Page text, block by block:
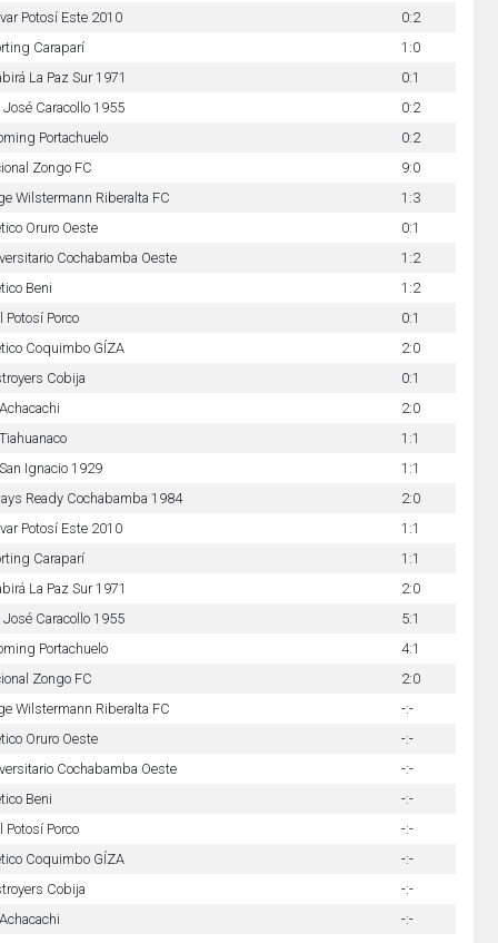
Potosí Este 2010
0:2
Caraparí
1:0
La Paz Sur 1971
0:1
José Caracollo 1955
0:2
Portachuelo
0:2
Zongo FC
9:0
Wilstermann Riberalta FC
1:3
Oruro Oeste
0:1
Cochabamba Oeste
1:2
Beni
1:2
Potosí Porco
0:1
Coquimbo GÍZA
2:0
Cobija
0:1
2:0
1:1
Ignacio 1929
1:1
Ready Cochabamba 1984
2:0
Potosí Este 2010
1:1
Caraparí
1:1
La Paz Sur 1971
2:0
José Caracollo 1955
5:1
Portachuelo
4:1
Zongo FC
2:0
Wilstermann Riberalta FC
-:-
Oruro Oeste
-:-
Cochabamba Oeste
-:-
Beni
-:-
Potosí Porco
-:-
Coquimbo GÍZA
-:-
Cobija
-:-
-:-